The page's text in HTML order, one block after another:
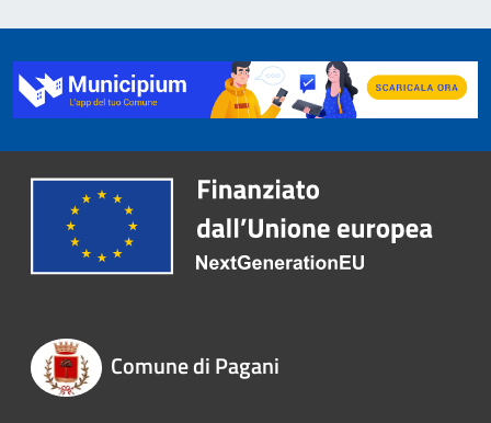
Comune di Pagani